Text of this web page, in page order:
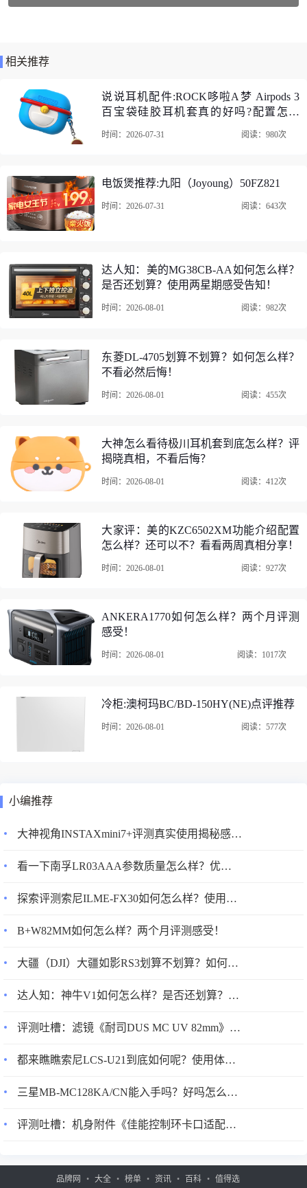
功能：除甲醛，除二手烟，除颗粒物
换气方式：单向流
加热方式：电辅加热
适用面积：80-119㎡
艾泊斯（AirProce）AC-260新风系统口碑评价
1、艾泊斯（AirProce）AC-260新风系统快递比较给力，到货
迅速。外形设计没话说，不得不说的是安装服务很好，的确
管道类新风要好。家里装修一年半总觉得还是有甲醛，使用
一天后家人说空气有改善，眼不那么干了。长期效果如何会
再追评。咨询客服说增压原理不会对人体有影响，这一点我
款，安装后基本满意。
高，不愧是拿过国际设计奖的东西非常漂亮的外形 大气美观
3、艾泊斯（AirProce）AC-260新风系统净化效果：目前看还
相关推荐
说说耳机配件:ROCK哆啦A梦 Airpods 3
百宝袋硅胶耳机套真的好吗?配置怎么
时间：2026-07-31 阅读：980次
电饭煲推荐:九阳（Joyoung）50FZ821
时间：2026-07-31 阅读：643次
达人知：美的MG38CB-AA如何怎么样？
是否还划算？使用两星期感受告知！
时间：2026-08-01 阅读：982次
东菱DL-4705划算不划算？如何怎么样？
不看必然后悔！
时间：2026-08-01 阅读：455次
大神怎么看待极川耳机套到底怎么样？评
揭晓真相，不看后悔？
时间：2026-08-01 阅读：412次
大家评：美的KZC6502XM功能介绍配置
怎么样？还可以不？看看两周真相分享！
时间：2026-08-01 阅读：927次
ANKERA1770如何怎么样？两个月评测
感受！
时间：2026-08-01 阅读：1017次
冷柜:澳柯玛BC/BD-150HY(NE)点评推荐
时间：2026-08-01 阅读：577次
小编推荐
大神视角INSTAXmini7+评测真实使用揭秘感觉差不差呢？
看一下南孚LR03AAA参数质量怎么样？优缺点评测揭秘
探索评测索尼ILME-FX30如何怎么样？使用1个月感受！
B+W82MM如何怎么样？两个月评测感受！
大疆（DJI）大疆如影RS3划算不划算？如何怎么样？真实情况分享！
达人知：神牛V1如何怎么样？是否还划算？使用两星期感受告知！
评测吐槽：滤镜《耐司DUS MC UV 82mm》评测配置怎么样？优缺点如何？
都来瞧瞧索尼LCS-U21到底如何呢？使用体验不看后悔！
三星MB-MC128KA/CN能入手吗？好吗怎么样？优缺点使用分析！
评测吐槽：机身附件《佳能控制环卡口适配器 EF-EOS R》评测配置怎么样？优缺点如何？
品牌网 大全 榜单 资讯 百科 值得选